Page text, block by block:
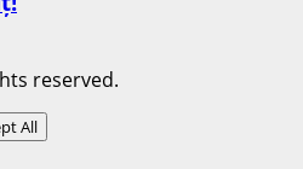
reserved.
All